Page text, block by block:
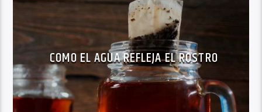
COMO EL AGUA REFLEJA EL ROSTRO